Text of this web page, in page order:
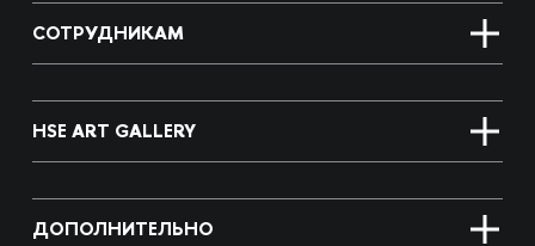
СОТРУДНИКАМ
HSE ART GALLERY
ДОПОЛНИТЕЛЬНО